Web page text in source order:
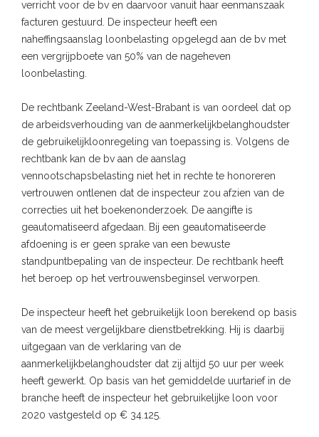
verricht voor de bv en daarvoor vanuit haar eenmanszaak
facturen gestuurd. De inspecteur heeft een
naheffingsaanslag loonbelasting opgelegd aan de bv met
een vergrijpboete van 50% van de nageheven
loonbelasting.
De rechtbank Zeeland-West-Brabant is van oordeel dat op
de arbeidsverhouding van de aanmerkelijkbelanghoudster
de gebruikelijkloonregeling van toepassing is. Volgens de
rechtbank kan de bv aan de aanslag
vennootschapsbelasting niet het in rechte te honoreren
vertrouwen ontlenen dat de inspecteur zou afzien van de
correcties uit het boekenonderzoek. De aangifte is
geautomatiseerd afgedaan. Bij een geautomatiseerde
afdoening is er geen sprake van een bewuste
standpuntbepaling van de inspecteur. De rechtbank heeft
het beroep op het vertrouwensbeginsel verworpen.
De inspecteur heeft het gebruikelijk loon berekend op basis
van de meest vergelijkbare dienstbetrekking. Hij is daarbij
uitgegaan van de verklaring van de
aanmerkelijkbelanghoudster dat zij altijd 50 uur per week
heeft gewerkt. Op basis van het gemiddelde uurtarief in de
branche heeft de inspecteur het gebruikelijke loon voor
2020 vastgesteld op € 34.125.